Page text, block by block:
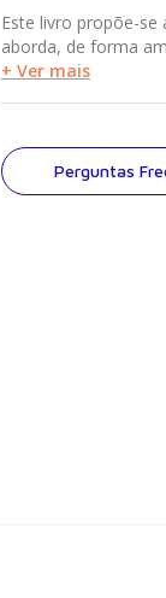
Este livro propõe-se
aborda, de forma
fitoquímicos
+ Ver mais
Perguntas